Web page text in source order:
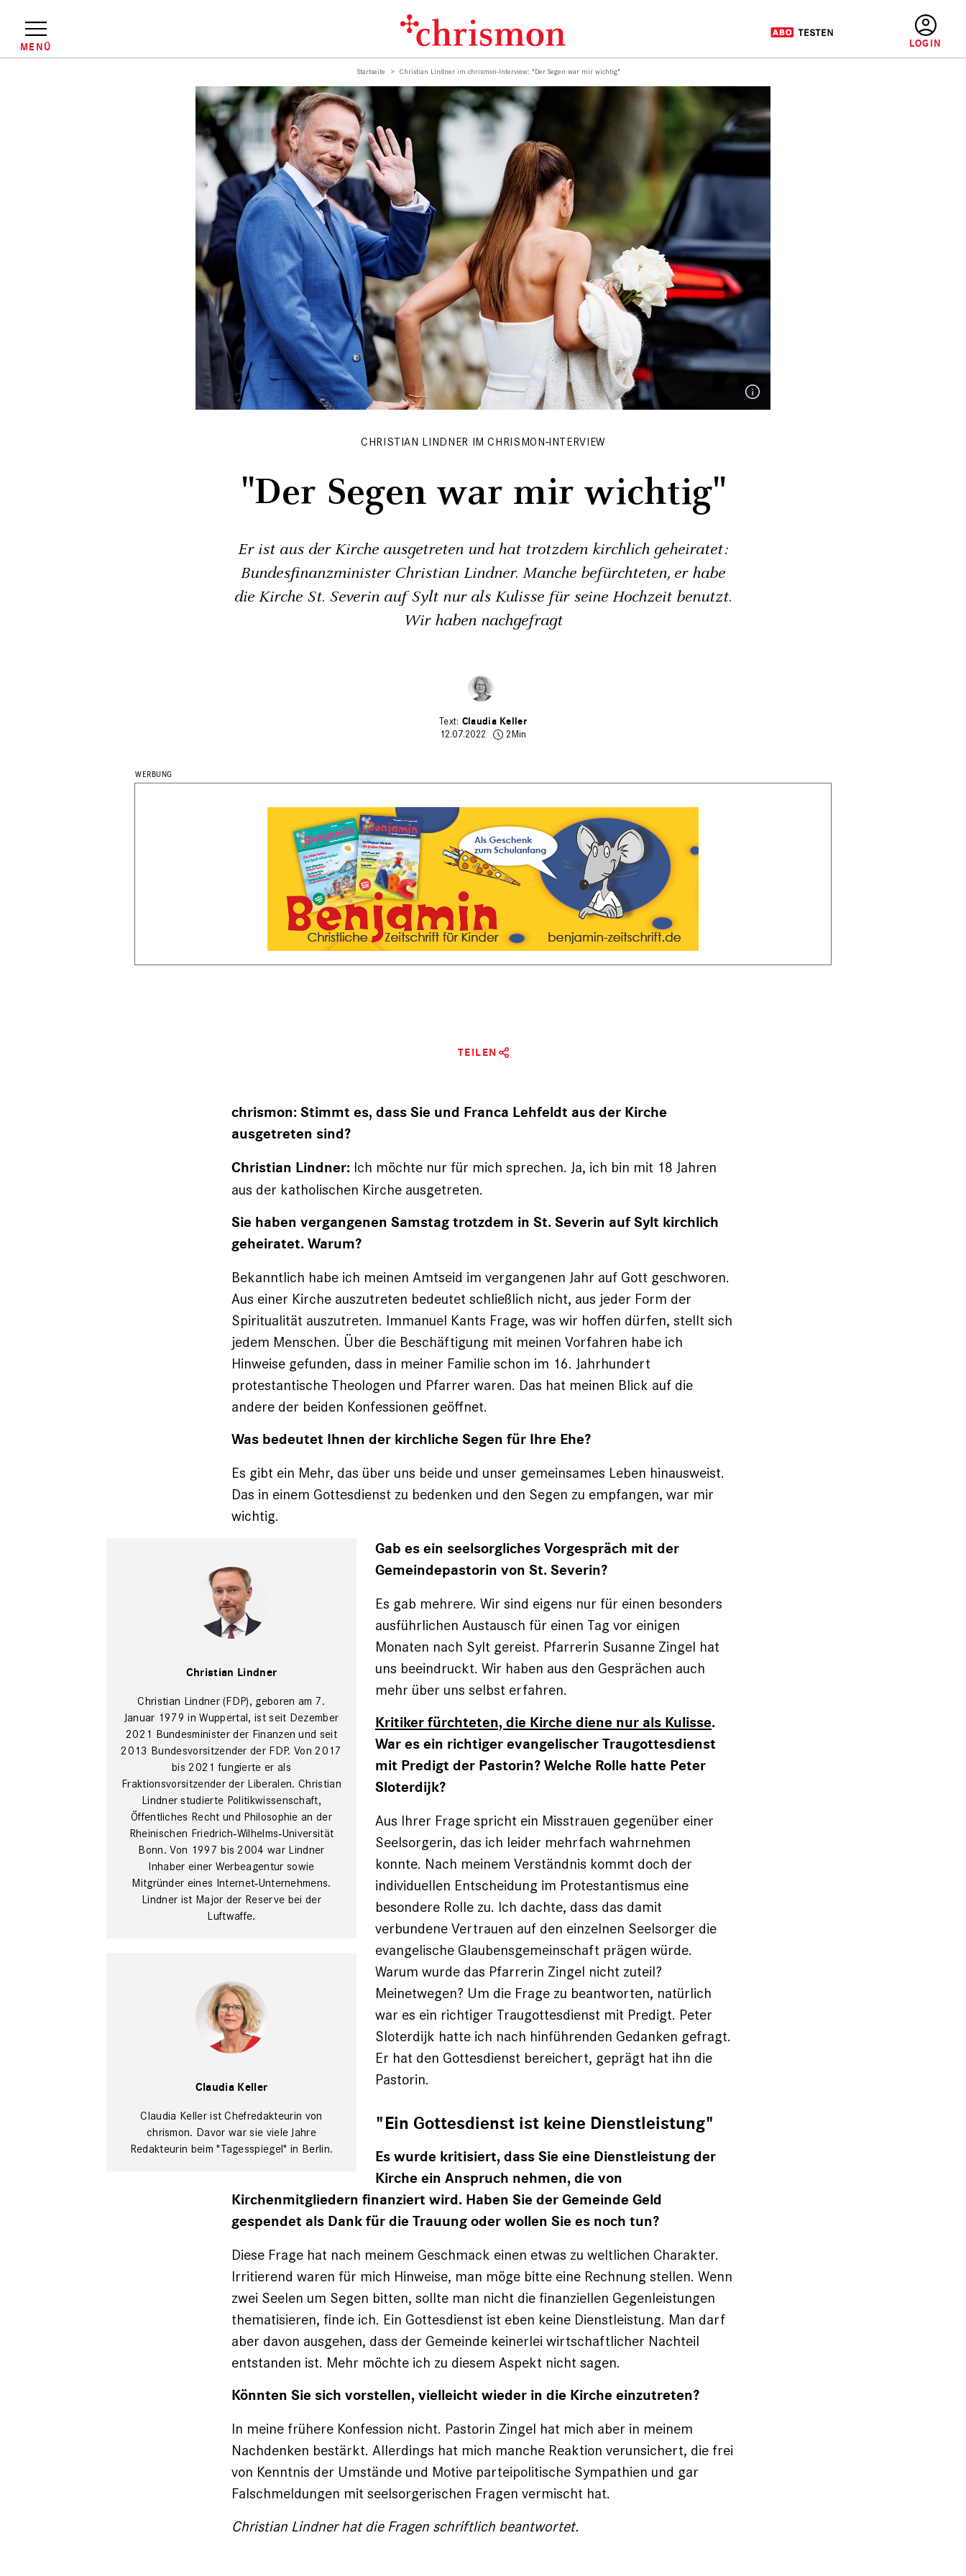
Inhalt
MENÜ
Startseite Christian Lindner im chrismon-Interview: "Der Segen war mir wichtig"
CHRISTIAN LINDNER IM CHRISMON-INTERVIEW
"Der Segen war mir wichtig"
Er ist aus der Kirche ausgetreten und hat trotzdem kirchlich geheiratet:
Bundesfinanzminister Christian Lindner. Manche befürchteten, er habe
die Kirche St. Severin auf Sylt nur als Kulisse für seine Hochzeit benutzt.
Wir haben nachgefragt
Claudia Keller
12.07.2022
2Min
TEILEN
chrismon:Stimmt es, dass Sie und Franca Lehfeldt aus der Kirche
ausgetreten sind?
Christian Lindner: Ich möchte nur für mich sprechen. Ja, ich bin mit 18 Jahren
aus der katholischen Kirche ausgetreten.
Sie haben vergangenen Samstag trotzdem in St. Severin auf Sylt kirchlich
geheiratet. Warum?
Bekanntlich habe ich meinen Amtseid im vergangenen Jahr auf Gott geschworen.
Aus einer Kirche auszutreten bedeutet schließlich nicht, aus jeder Form der
Spiritualität auszutreten. Immanuel Kants Frage, was wir hoffen dürfen, stellt sich
jedem Menschen. Über die Beschäftigung mit meinen Vorfahren habe ich
Hinweise gefunden, dass in meiner Familie schon im 16. Jahrhundert
protestantische Theologen und Pfarrer waren. Das hat meinen Blick auf die
andere der beiden Konfessionen geöffnet.
Was bedeutet Ihnen der kirchliche Segen für Ihre Ehe?
Es gibt ein Mehr, das über uns beide und unser gemeinsames Leben hinausweist.
Das in einem Gottesdienst zu bedenken und den Segen zu empfangen, war mir
wichtig.
Christian Lindner
Christian Lindner (FDP), geboren am 7.
Januar 1979 in Wuppertal, ist seit Dezember
2021 Bundesminister der Finanzen und seit
2013 Bundesvorsitzender der FDP. Von 2017
bis 2021 fungierte er als
Fraktionsvorsitzender der Liberalen. Christian
Lindner studierte Politikwissenschaft,
Öffentliches Recht und Philosophie an der
Rheinischen Friedrich‐Wilhelms‐Universität
Bonn. Von 1997 bis 2004 war Lindner
Inhaber einer Werbeagentur sowie
Mitgründer eines Internet‐Unternehmens.
Lindner ist Major der Reserve bei der
Luftwaffe.
Claudia Keller
Claudia Keller ist Chefredakteurin von
chrismon. Davor war sie viele Jahre
Redakteurin beim "Tagesspiegel" in Berlin.
Gab es ein seelsorgliches Vorgespräch mit der
Gemeindepastorin von St. Severin?
Es gab mehrere. Wir sind eigens nur für einen besonders
ausführlichen Austausch für einen Tag vor einigen
Monaten nach Sylt gereist. Pfarrerin Susanne Zingel hat
uns beeindruckt. Wir haben aus den Gesprächen auch
mehr über uns selbst erfahren.
Kritiker fürchteten, die Kirche diene nur als Kulisse.
War es ein richtiger evangelischer Traugottesdienst
mit Predigt der Pastorin? Welche Rolle hatte Peter
Sloterdijk?
Aus Ihrer Frage spricht ein Misstrauen gegenüber einer
Seelsorgerin, das ich leider mehrfach wahrnehmen
konnte. Nach meinem Verständnis kommt doch der
individuellen Entscheidung im Protestantismus eine
besondere Rolle zu. Ich dachte, dass das damit
verbundene Vertrauen auf den einzelnen Seelsorger die
evangelische Glaubensgemeinschaft prägen würde.
Warum wurde das Pfarrerin Zingel nicht zuteil?
Meinetwegen? Um die Frage zu beantworten, natürlich
war es ein richtiger Traugottesdienst mit Predigt. Peter
Sloterdijk hatte ich nach hinführenden Gedanken gefragt.
Er hat den Gottesdienst bereichert, geprägt hat ihn die
Pastorin.
"Ein Gottesdienst ist keine Dienstleistung"
Es wurde kritisiert, dass Sie eine Dienstleistung der
Kirche ein Anspruch nehmen, die von
Kirchenmitgliedern finanziert wird. Haben Sie der Gemeinde Geld
gespendet als Dank für die Trauung oder wollen Sie es noch tun?
Diese Frage hat nach meinem Geschmack einen etwas zu weltlichen Charakter.
Irritierend waren für mich Hinweise, man möge bitte eine Rechnung stellen. Wenn
zwei Seelen um Segen bitten, sollte man nicht die finanziellen Gegenleistungen
thematisieren, finde ich. Ein Gottesdienst ist eben keine Dienstleistung. Man darf
aber davon ausgehen, dass der Gemeinde keinerlei wirtschaftlicher Nachteil
entstanden ist. Mehr möchte ich zu diesem Aspekt nicht sagen.
Könnten Sie sich vorstellen, vielleicht wieder in die Kirche einzutreten?
In meine frühere Konfession nicht. Pastorin Zingel hat mich aber in meinem
Nachdenken bestärkt. Allerdings hat mich manche Reaktion verunsichert, die frei
von Kenntnis der Umstände und Motive parteipolitische Sympathien und gar
Falschmeldungen mit seelsorgerischen Fragen vermischt hat.
Christian Lindner hat die Fragen schriftlich beantwortet.